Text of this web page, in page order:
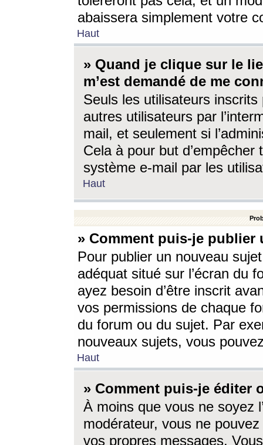
abaissera simplement votre
Haut
» Quand je clique sur le
m’est demandé de me
Seuls les utilisateurs
autres utilisateurs par
mail, et seulement si
Cela à pour but
système e-mail par les
Haut
» Comment puis-je
Pour publier un nouveau
adéquat situé sur l’écran du
ayez besoin d’être inscrit
vos permissions de chaque
du forum ou du sujet. Par
nouveaux sujets, vous
Haut
» Comment puis-je éditer
À moins que vous ne soyez
modérateur, vous ne
vos propres messages.